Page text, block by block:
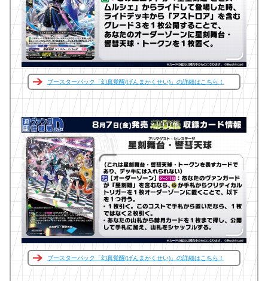
ブースターパック「幻真覚醒(げんまかくせい)」の詳細はこちら！
ブースターパック「幻真覚醒(げんまかくせい)」の詳細はこちら！